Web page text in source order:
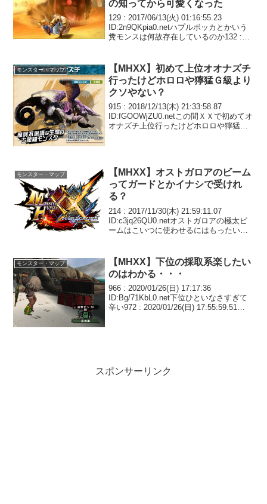
の知ってから可愛くなった
129 : 2017/06/13(火) 01:16:55.23
ID:2n9QKpia0.netハプルボッカとかいう
糞モンスは何故存在しているのか132 :
モンスター・マップ
【MHXX】初めて上位オオナズチ
行ったけどホロロや獰猛Ｇ級より
クソやない？
915 : 2018/12/13(木) 21:33:58.87
ID:fGOOWjZU0.netこの間ＸＸで初めてオ
オナズチ上位行ったけどホロロや獰猛Ｇ
モンスター・マップ
【MHXX】オストガロアのビーム
ってガードとかイナシで受けれ
る？
214 : 2017/11/30(木) 21:59:11.07
ID:c3jq26QU0.netオストガロアの極太ビ
ームはこいつに使わせるにはもったいな
モンスター・マップ
【MHXX】下位の採取系楽したい
のはわかる・・・
966 : 2020/01/26(日) 17:17:36
ID:Bg/71KbL0.net下位ひといなさすぎて
辛い972 : 2020/01/26(日) 17:55:59.51
スポンサーリンク